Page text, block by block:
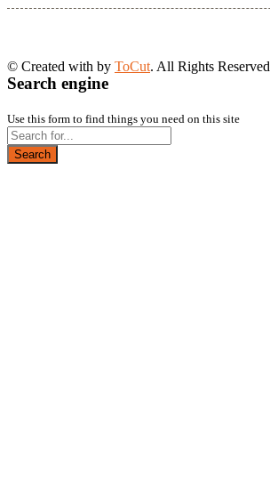
© Created with by ToCut. All Rights Reserved
Search engine
Use this form to find things you need on this site
Search